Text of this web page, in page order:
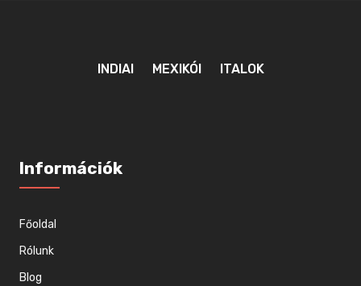
INDIAI MEXIKÓI ITALOK
Információk
Főoldal
Rólunk
Blog